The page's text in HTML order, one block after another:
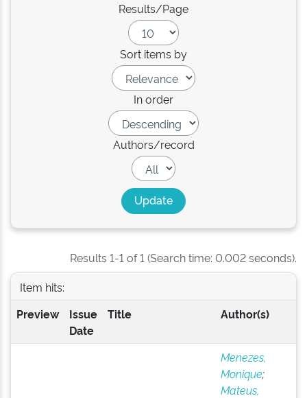
Results/Page
Sort items by
In order
Authors/record
Results 1-1 of 1 (Search time: 0.002 seconds).
Item hits:
Preview
Issue
Date
Title Author(s)
Menezes,
Monique;
Mateus,